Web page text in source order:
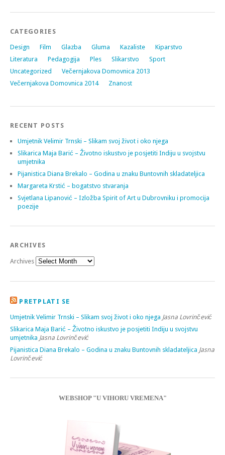
CATEGORIES
Design Film Glazba Gluma Kazaliste
Kiparstvo
Literatura
Pedagogija Ples Slikarstvo
Sport
Uncategorized
Večernjakova Domovnica 2013
Večernjakova Domovnica 2014
Znanost
RECENT POSTS
Umjetnik Velimir Trnski – Slikam svoj život i oko njega
Slikarica Maja Barić – Životno iskustvo je posjetiti Indiju u svojstvu
umjetnika
Pijanistica Diana Brekalo – Godina u znaku Buntovnih skladateljica
Margareta Krstić – bogatstvo stvaranja
Svjetlana Lipanović – Izložba Spirit of Art u Dubrovniku i promocija
poezije
ARCHIVES
Archives
PRETPLATI SE
Umjetnik Velimir Trnski – Slikam svoj život i oko njega Jasna Lovrinčević
Slikarica Maja Barić – Životno iskustvo je posjetiti Indiju u svojstvu
umjetnika Jasna Lovrinčević
Pijanistica Diana Brekalo – Godina u znaku Buntovnih skladateljica Jasna
Lovrinčević
WEBSHOP "U VIHORU VREMENA"